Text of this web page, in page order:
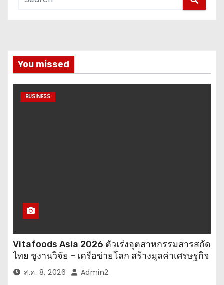
You missed
BUSINESS
Vitafoods Asia 2026 ตัวเร่งอุตสาหกรรมสารสกัด
ไทย ชูงานวิจัย – เครือข่ายโลก สร้างมูลค่าเศรษฐกิจ
ใหม่ ขานรับตลาดโภชนาการสุขภาพโลกโตทะลุ
ล้านล้านดอลลาร์
ส.ค. 8, 2026 Admin2